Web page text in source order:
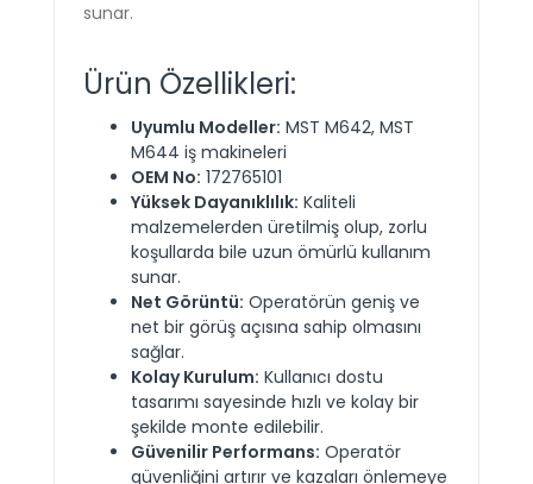
sunar.
Ürün Özellikleri:
Uyumlu Modeller: MST M642, MST
M644 iş makineleri
OEM No: 172765101
Yüksek Dayanıklılık: Kaliteli
malzemelerden üretilmiş olup, zorlu
koşullarda bile uzun ömürlü kullanım
sunar.
Net Görüntü: Operatörün geniş ve
net bir görüş açısına sahip olmasını
sağlar.
Kolay Kurulum: Kullanıcı dostu
tasarımı sayesinde hızlı ve kolay bir
şekilde monte edilebilir.
Güvenilir Performans: Operatör
güvenliğini artırır ve kazaları önlemeye